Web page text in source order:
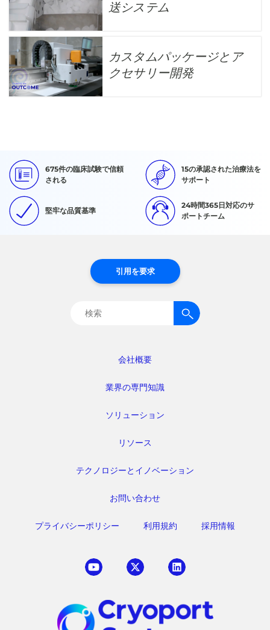
送システム
カスタムパッケージとア
クセサリー開発
675件の臨床試験で信頼
される
15の承認された治療法を
サポート
堅牢な品質基準
24時間365日対応のサ
ポートチーム
会社概要
業界の専門知識
ソリューション
リソース
テクノロジーとイノベーション
お問い合わせ
プライバシーポリシー 利用規約 採用情報
引用を要求
検